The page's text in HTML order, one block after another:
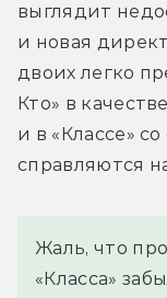
выглядит
и новая
двоих легко
Кто» в
и в «Классе»
справляются
Жаль, что
«Класса»